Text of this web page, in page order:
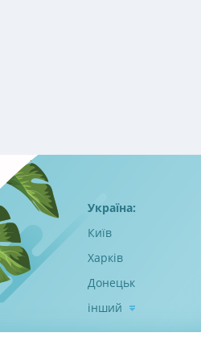
Україна:
Київ
Харків
Донецьк
інший